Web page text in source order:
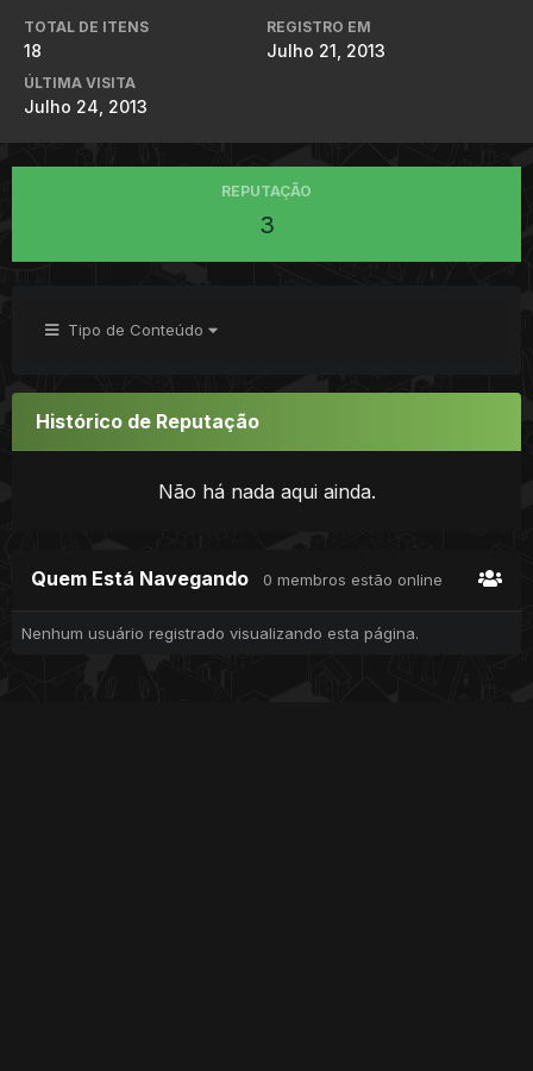
TOTAL DE ITENS
18
REGISTRO EM
Julho 21, 2013
ÚLTIMA VISITA
Julho 24, 2013
REPUTAÇÃO
3
Tipo de Conteúdo
Histórico de Reputação
Não há nada aqui ainda.
Quem Está Navegando 0 membros estão online
Nenhum usuário registrado visualizando esta página.